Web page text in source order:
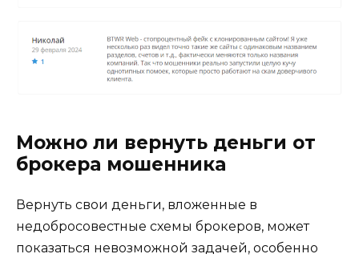
Можно ли вернуть деньги от
брокера мошенника
Вернуть свои деньги, вложенные в
недобросовестные схемы брокеров, может
показаться невозможной задачей, особенно